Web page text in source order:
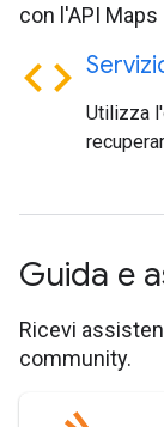
con l'API
code
Utilizza
Guida e
Ricevi
community.